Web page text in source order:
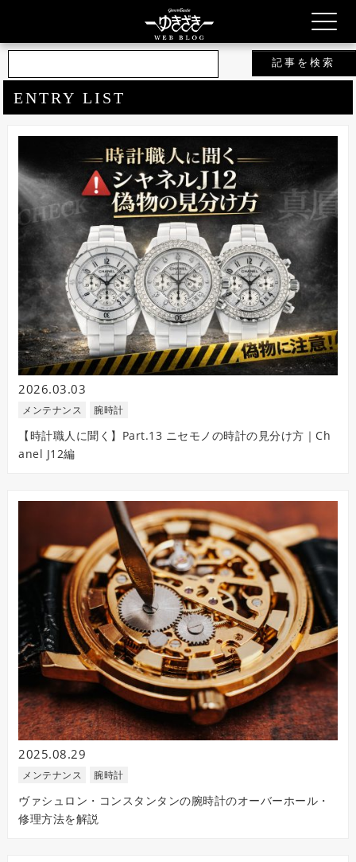
ログ
ENTRY LIST
2026.03.03
メンテナンス 腕時計
【時計職人に聞く】Part.13 ニセモノの時計の見分け方｜Ch
anel J12編
2025.08.29
メンテナンス 腕時計
ヴァシュロン・コンスタンタンの腕時計のオーバーホール・
修理方法を解説